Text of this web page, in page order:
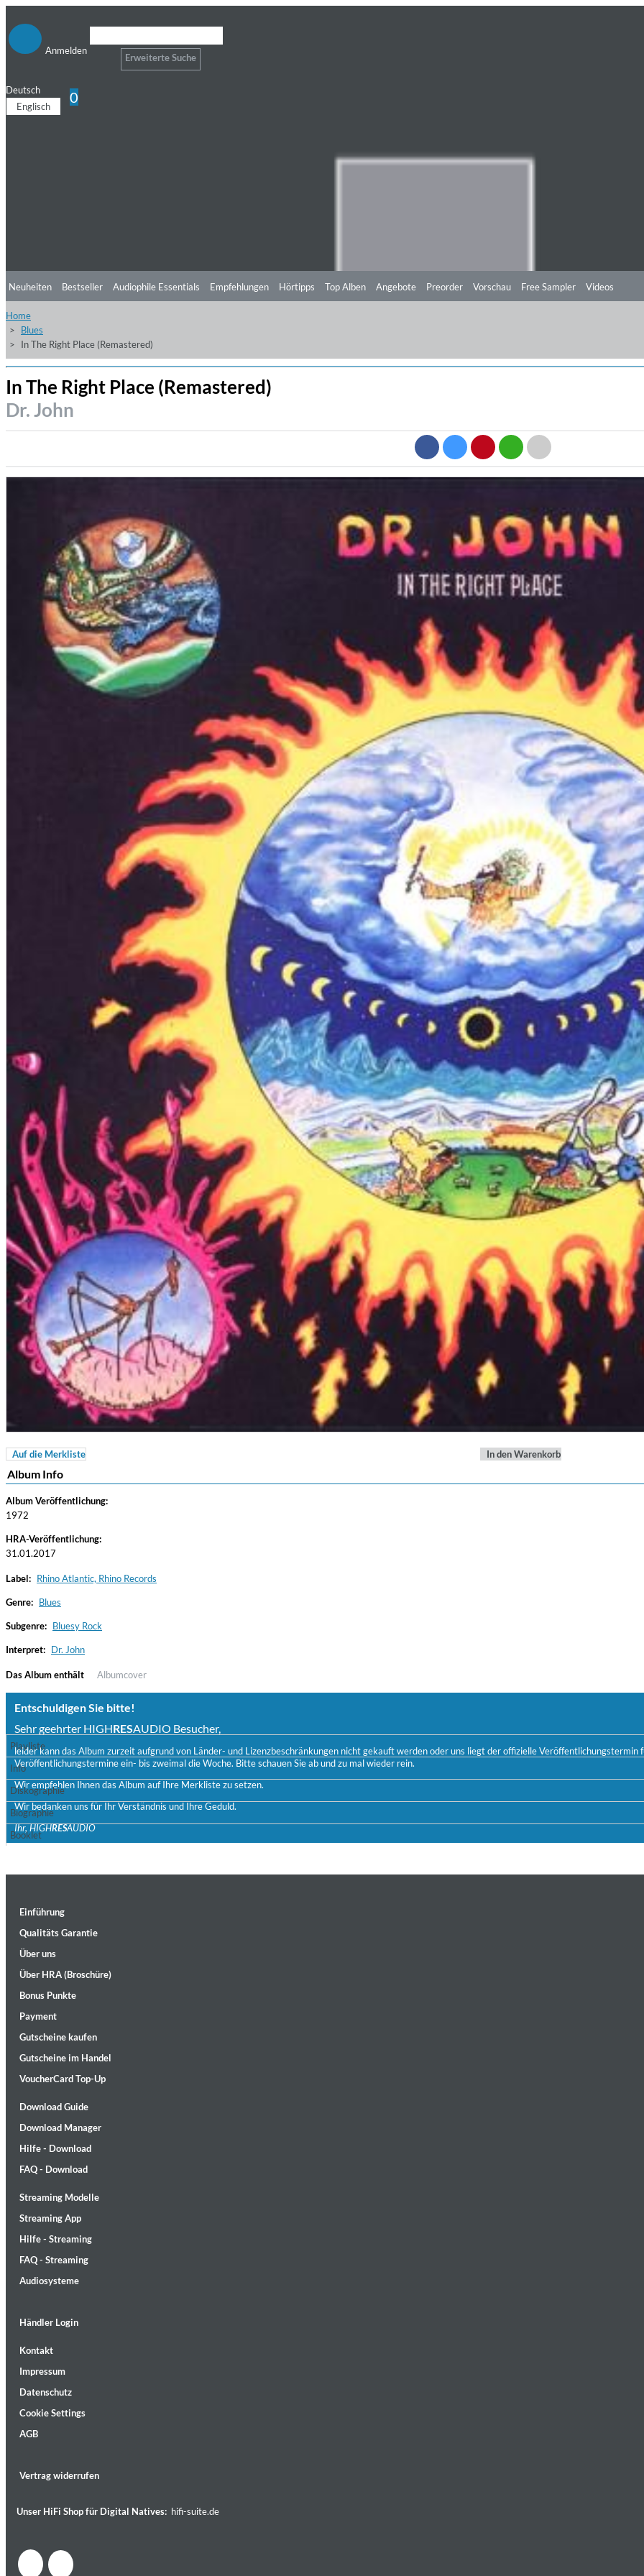
Anmelden
Erweiterte Suche
Deutsch
Englisch
0
Chuck Timely & The Hourglass
Dreamscapes II
Thomas Lemmer
Genre: Electronic
Skuli Sverrisson & Bill Frisell
Haydn: String Quartets, Vol. 22
Leipziger Streichquartett
Genre:
II Reworked
Kiasmos
Bruce Liu
Genre:Classical
Neuheiten Bestseller Audiophile Essentials Empfehlungen Hörtipps Top Alben Angebote Preorder Vorschau Free Sampler Videos
Home
Blues
In The Right Place (Remastered)
In The Right Place (Remastered)
Dr. John
Auf die Merkliste In den Warenkorb
Album Info
Album Veröffentlichung:
1972
HRA-Veröffentlichung:
31.01.2017
Label: Rhino Atlantic, Rhino Records
Genre: Blues
Subgenre: Bluesy Rock
Interpret: Dr. John
Das Album enthält Albumcover
Entschuldigen Sie bitte!
Sehr geehrter HIGHRESAUDIO Besucher,
leider kann das Album zurzeit aufgrund von Länder- und Lizenzbeschränkungen nicht gekauft werden oder uns liegt der offizielle
Veröffentlichungstermine ein- bis zweimal die Woche. Bitte schauen Sie ab und zu mal wieder rein.
Wir empfehlen Ihnen das Album auf Ihre Merkliste zu setzen.
Wir bedanken uns für Ihr Verständnis und Ihre Geduld.
Ihr, HIGHRESAUDIO
Playliste
Info
Diskographie
Biographie
Booklet
Einführung
Qualitäts Garantie
Über uns
Über HRA (Broschüre)
Bonus Punkte
Payment
Gutscheine kaufen
Gutscheine im Handel
VoucherCard Top-Up
Download Guide
Download Manager
Hilfe - Download
FAQ - Download
Streaming Modelle
Streaming App
Hilfe - Streaming
FAQ - Streaming
Audiosysteme
Händler Login
Kontakt
Impressum
Datenschutz
Cookie Settings
AGB
Vertrag widerrufen
Unser HiFi Shop für Digital Natives: hifi-suite.de